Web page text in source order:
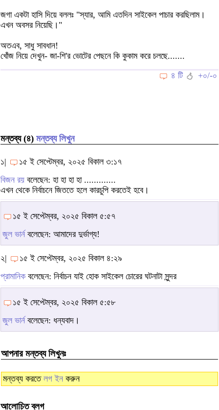
জগা একটা হাসি দিয়ে বললঃ "স্যার, আমি এতদিন সাইকেল পাচার করছিলাম।
এখন অবসর নিয়েছি।"
অতএব, সাধু সাবধান!
খোঁজ নিয়ে দেখুন- জা-শি'র ভোটের পেছনে কি কুকাম করে চলছে.......
৪ টি
+০/-০
মন্তব্য (৪) মন্তব্য লিখুন
১|
১৫ ই সেপ্টেম্বর, ২০২৫ বিকাল ৩:১৭
বিজন রয় বলেছেন: হা হা হা হা .............
এখন থেকে নির্বাচনে জিততে হলে কারচুপি করতেই হবে।
১৫ ই সেপ্টেম্বর, ২০২৫ বিকাল ৫:৫৭
জুল ভার্ন বলেছেন: আমাদের দুর্ভাগ্য!
২|
১৫ ই সেপ্টেম্বর, ২০২৫ বিকাল ৪:২৯
প্রামানিকবলেছেন: নির্বাচন যাই হোক সাইকেল চোরের ঘটনাটা সুন্দর
১৫ ই সেপ্টেম্বর, ২০২৫ বিকাল ৫:৫৮
জুল ভার্ন বলেছেন: ধন্যবাদ।
আপনার মন্তব্য লিখুনঃ
মন্তব্য করতে লগ ইন করুন
আলোচিত ব্লগ